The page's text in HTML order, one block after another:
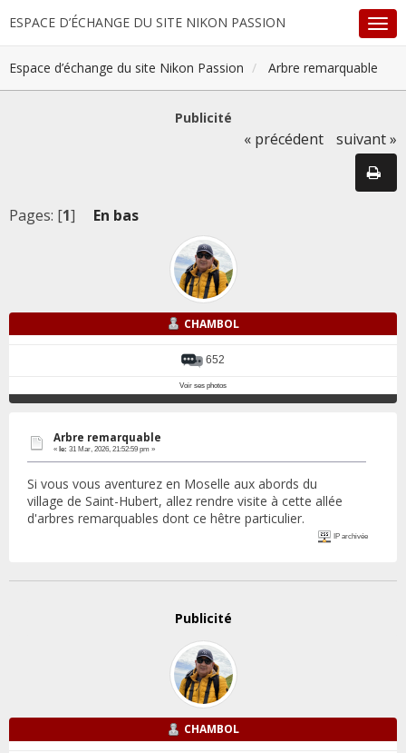
ESPACE D’ÉCHANGE DU SITE NIKON PASSION
Espace d’échange du site Nikon Passion Arbre remarquable
Publicité
« précédent suivant »
Pages: [1] En bas
CHAMBOL
652
Voir ses photos
Arbre remarquable
« le: 31 Mar, 2026, 21:52:59 pm »
Si vous vous aventurez en Moselle aux abords du
village de Saint-Hubert, allez rendre visite à cette allée
d'arbres remarquables dont ce hêtre particulier.
IP archivée
Publicité
CHAMBOL